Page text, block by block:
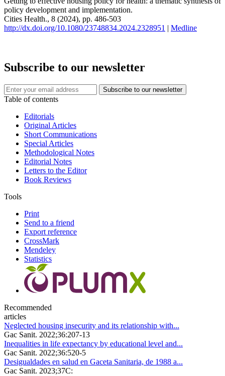
policy development and implementation.
Cities Health., 8 (2024), pp. 486-503
http://dx.doi.org/10.1080/23748834.2024.2328951 | Medline
Subscribe to our newsletter
Table of contents
Editorials
Original Articles
Short Communications
Special Articles
Methodological Notes
Editorial Notes
Letters to the Editor
Book Reviews
Tools
Print
Send to a friend
Export reference
CrossMark
Mendeley
Statistics
Recommended
articles
Neglected housing insecurity and its relationship with...
Gac Sanit. 2022;36:207-13
Inequalities in life expectancy by educational level and...
Gac Sanit. 2022;36:520-5
Desigualdades en salud en Gaceta Sanitaria, de 1988 a...
Gac Sanit. 2023;37C: